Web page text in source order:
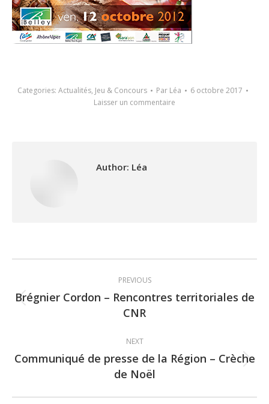
Categories: Actualités, Jeu & Concours Par Léa
6 octobre 2017
Laisser un commentaire
Author: Léa
navigation
PREVIOUS
Previous
post:
Brégnier Cordon – Rencontres territoriales de
CNR
NEXT
Next
post:
Communiqué de presse de la Région – Crèche
de Noël